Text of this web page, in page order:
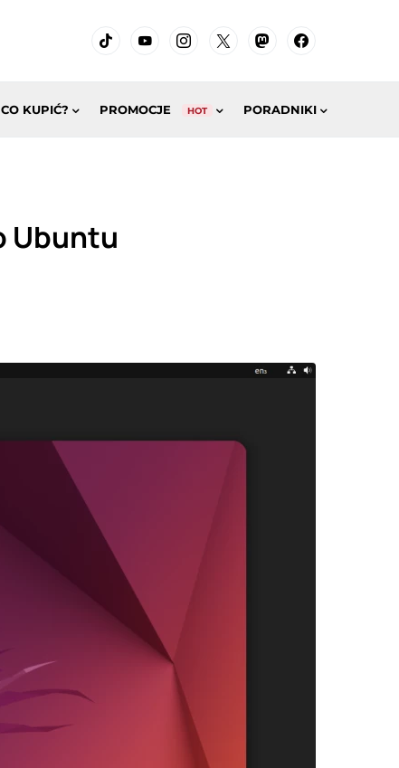
CO KUPIĆ? PROMOCJE HOT PORADNIKI
Ubuntu